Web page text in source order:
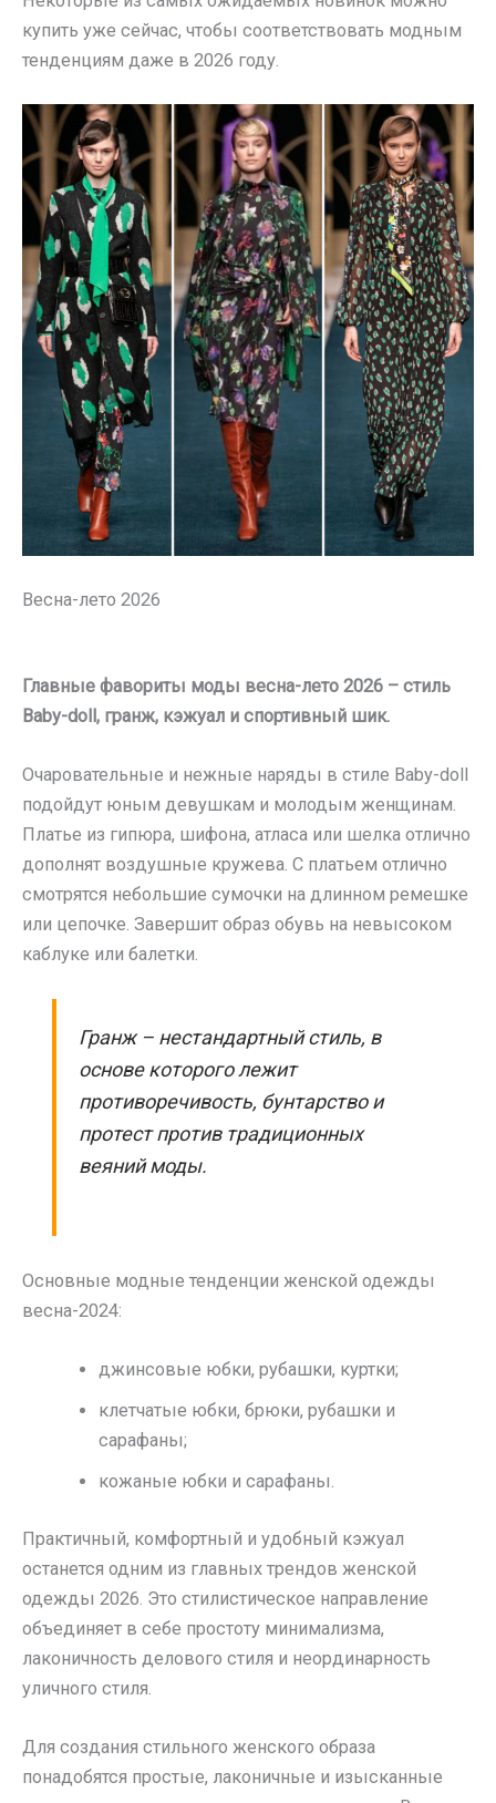
купить уже сейчас, чтобы соответствовать модным
тенденциям даже в 2026 году.
Весна-лето 2026
Главные фавориты моды весна-лето 2026 – стиль
Baby-doll, гранж, кэжуал и спортивный шик.
Очаровательные и нежные наряды в стиле Baby-doll
подойдут юным девушкам и молодым женщинам.
Платье из гипюра, шифона, атласа или шелка отлично
дополнят воздушные кружева. С платьем отлично
смотрятся небольшие сумочки на длинном ремешке
или цепочке. Завершит образ обувь на невысоком
каблуке или балетки.
Гранж – нестандартный стиль, в
основе которого лежит
противоречивость, бунтарство и
протест против традиционных
веяний моды.
Основные модные тенденции женской одежды
весна-2024:
джинсовые юбки, рубашки, куртки;
клетчатые юбки, брюки, рубашки и
сарафаны;
кожаные юбки и сарафаны.
Практичный, комфортный и удобный кэжуал
останется одним из главных трендов женской
одежды 2026. Это стилистическое направление
объединяет в себе простоту минимализма,
лаконичность делового стиля и неординарность
уличного стиля.
Для создания стильного женского образа
понадобятся простые, лаконичные и изысканные